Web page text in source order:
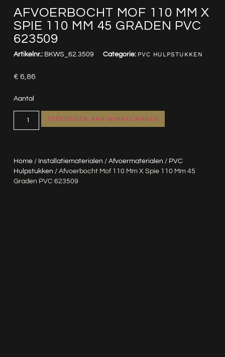
AFVOERBOCHT MOF 110 MM X
SPIE 110 MM 45 GRADEN PVC
623509
Home/ Installatiematerialen / Afvoermaterialen / PVC
Hulpstukken / Afvoerbocht Mof 110 Mm X Spie 110 Mm 45
Graden PVC 623509
Artikelnr.: BKWS_62.3509 Categorie: PVC HULPSTUKKEN
€ 6,86
Aantal
TOEVOEGEN AAN WINKELWAGEN